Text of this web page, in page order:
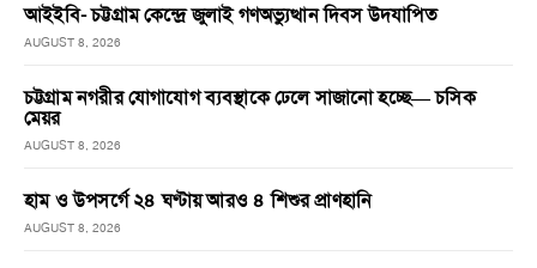
আইইবি- চট্টগ্রাম কেন্দ্রে জুলাই গণঅভ্যুত্থান দিবস উদযাপিত
AUGUST 8, 2026
চট্টগ্রাম নগরীর যোগাযোগ ব্যবস্থাকে ঢেলে সাজানো হচ্ছে— চসিক
মেয়র
AUGUST 8, 2026
হাম ও উপসর্গে ২৪ ঘণ্টায় আরও ৪ শিশুর প্রাণহানি
AUGUST 8, 2026